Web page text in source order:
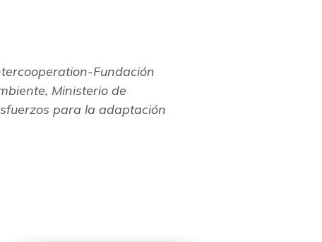
Fundación
Ministerio de
para la adaptación